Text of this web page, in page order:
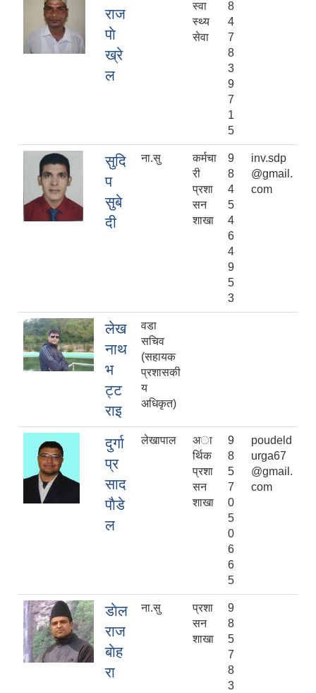
राज
पाे
ख्रे
ल
स्वा
स्थ्य
सेवा
8
4
7
8
3
9
7
1
5
सुदि
प
सुबे
दी
ना.सु
कर्मचा
री
प्रशा
सन
शाखा
9
8
4
5
4
6
4
9
5
3
inv.sdp
@gmail.
com
लेख
नाथ
भ
ट्ट
राइ
वडा
सचिव
(सहायक
प्रशासकी
य
अधिकृत)
दुर्गा
प्र
साद
पाैडे
ल
लेखापाल
अा
र्थिक
प्रशा
सन
शाखा
9
8
5
7
0
5
0
6
6
5
poudeld
urga67
@gmail.
com
डाेल
राज
बाेह
रा
ना.सु
प्रशा
सन
शाखा
9
8
5
7
8
3